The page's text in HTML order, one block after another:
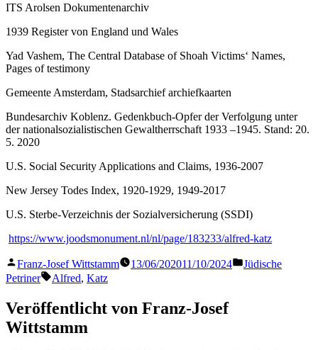
ITS Arolsen Dokumentenarchiv
1939 Register von England und Wales
Yad Vashem, The Central Database of Shoah Victims‘ Names,
Pages of testimony
Gemeente Amsterdam, Stadsarchief archiefkaarten
Bundesarchiv Koblenz. Gedenkbuch-Opfer der Verfolgung unter
der nationalsozialistischen Gewaltherrschaft 1933 –1945. Stand: 20.
5. 2020
U.S. Social Security Applications and Claims, 1936-2007
New Jersey Todes Index, 1920-1929, 1949-2017
U.S. Sterbe-Verzeichnis der Sozialversicherung (SSDI)
https://www.joodsmonument.nl/nl/page/183233/alfred-katz
Veröffentlicht
von
Franz-Josef Wittstamm 13/06/202011/10/2024
Veröffentlicht
Jüdische
Petriner
Schlagwörter:
Alfred, Katz
Veröffentlicht von Franz-Josef
Wittstamm